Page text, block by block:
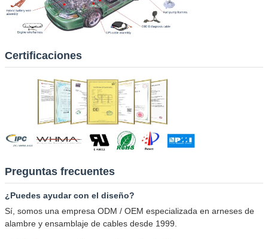
Certificaciones
Preguntas frecuentes
¿Puedes ayudar con el diseño?
Sí, somos una empresa ODM / OEM especializada en arneses de
alambre y ensamblaje de cables desde 1999.